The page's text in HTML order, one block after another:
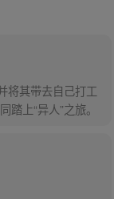
将其带去自己打工
上“异人”之旅。